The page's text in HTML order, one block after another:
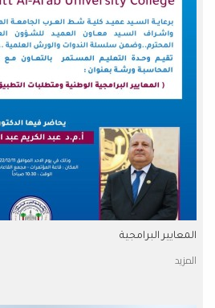
المعايير البرامجية
المزيد